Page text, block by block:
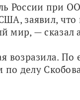
России при
заявил, что
мир, — сказал
возразила.
по делу